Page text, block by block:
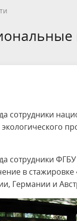
Карта
Проекты
сотрудники
сотрудники
в стажировке
Германии и